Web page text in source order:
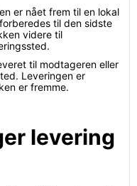
er nået frem til en lokal
til den sidste
videre til
til modtageren eller
Leveringen er
er fremme.
levering